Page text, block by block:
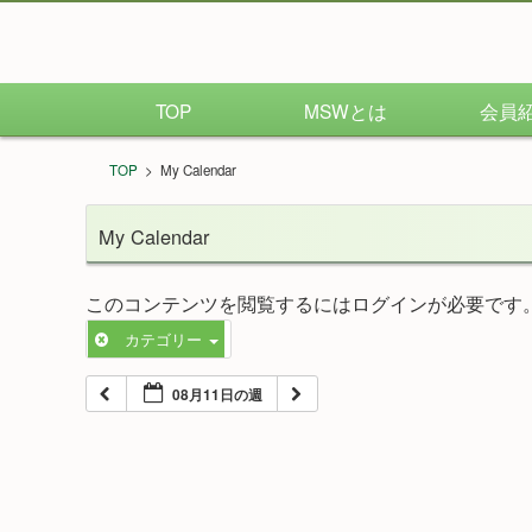
TOP MSWとは 会員
TOP > My Calendar
My Calendar
このコンテンツを閲覧するにはログインが必要です
カテゴリー
08月11日の週